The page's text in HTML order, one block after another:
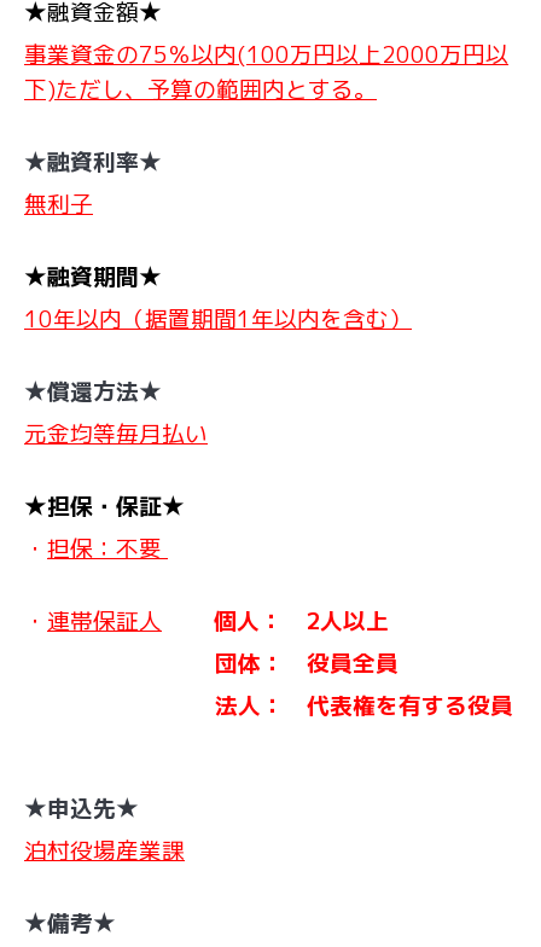
★融資金額★
事業資金の75％以内(100万円以上2000万円以
下)ただし、予算の範囲内とする。
★融資利率★
無利子
★融資期間★
10年以内（据置期間1年以内を含む）
★償還方法★
元金均等毎月払い
★担保・保証★
・ 担保：不要
・ 連帯保証人
個人： 2人以上
団体： 役員全員
法人： 代表権を有する役員
★申込先★
泊村役場産業課
★備考★